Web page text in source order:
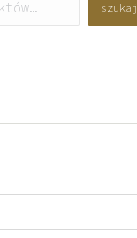
szukaj